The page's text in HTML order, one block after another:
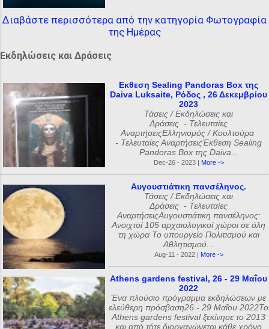
Διαβάστε περισσότερα από την κατηγορία Φωτογραφία
της Ημέρας
Εκδηλώσεις και Δράσεις
Εκθεση Sealing Pandoras Box της
Daiva Luksaite, Ρόδος , 26 Δεκεμβρίου
2023
Τάσεις / Εκδηλώσεις και
Δράσεις - Τελευταίες
ΑναρτήσειςΕλληνισμός / Κουλτούρα
- Τελευταίες ΑναρτήσειςΈκθεση Sealing
Pandoras Box της Daiva...
Dec-26 - 2023 | More ->
Αυγουστιάτικη πανσέληνος.
Τάσεις / Εκδηλώσεις και
Δράσεις - Τελευταίες
ΑναρτήσειςΑυγουστιάτικη πανσέληνος:
Ανοιχτοί 105 αρχαιολογικοί χώροι σε όλη
τη χώρα Το υπουργείο Πολιτισμού και
Αθλητισμού...
Aug-11 - 2022 | More ->
Athens gardens festival, 26 - 29 Μαΐου
2022
Ένα πλούσιο πρόγραμμα εκδηλώσεων με
ελεύθερη πρόσβαση26 - 29 Μαΐου 2022Το
Athens gardens festival ξεκίνησε το 2013
και από τότε διοργανώνεται κάθε χρόνο